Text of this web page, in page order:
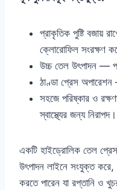
প্রাকৃতিক পুষ্টি বজায়
ক্লোরোফিল সংরক্ষণ
উচ্চ তেল উৎপাদন —
ঠাণ্ডা প্রেস
সহজে পরিষ্কার ও
স্বাস্থ্যের জন্য নিরাপদ।
একটি হাইড্রোলিক তেল
উৎপাদন লাইনে সংযুক্ত করে,
করতে পারেন যা রপ্তানি ও